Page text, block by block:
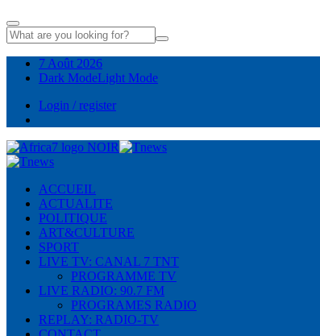
7 Août 2026
Dark ModeLight Mode
Login / register
ACCUEIL
ACTUALITE
POLITIQUE
ART&CULTURE
SPORT
LIVE TV: CANAL 7 TNT
PROGRAMME TV
LIVE RADIO: 90.7 FM
PROGRAMES RADIO
REPLAY: RADIO-TV